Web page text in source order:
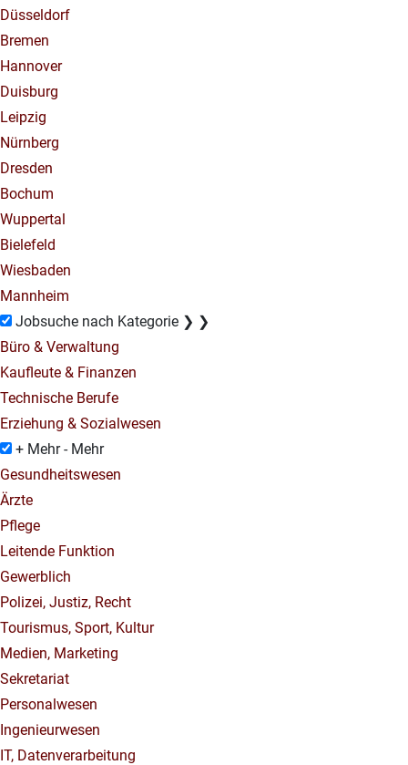
Düsseldorf
Bremen
Hannover
Duisburg
Leipzig
Nürnberg
Dresden
Bochum
Wuppertal
Bielefeld
Wiesbaden
Mannheim
Jobsuche nach Kategorie ❯ ❯
Büro & Verwaltung
Kaufleute & Finanzen
Technische Berufe
Erziehung & Sozialwesen
+ Mehr - Mehr
Gesundheitswesen
Ärzte
Pflege
Leitende Funktion
Gewerblich
Polizei, Justiz, Recht
Tourismus, Sport, Kultur
Medien, Marketing
Sekretariat
Personalwesen
Ingenieurwesen
IT, Datenverarbeitung